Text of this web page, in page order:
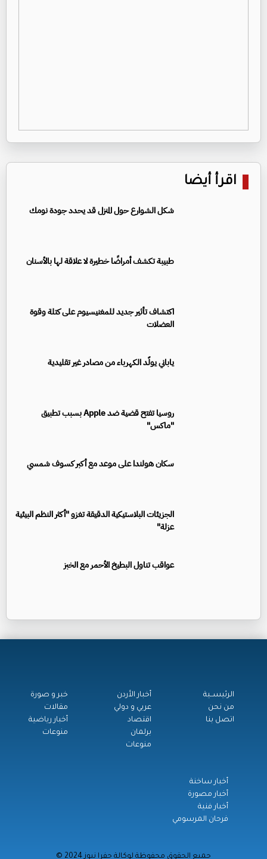
اقرأ أيضا
شكل الشوارع حول المنزل قد يحدد جودة نومك
طبيبة تكشف أمراضًا خطيرة لا علاقة لها بالأسنان
اكتشاف تأثير جديد للمغنيسيوم على كتلة وقوة
العضلات
ياباني يولّد الكهرباء من مصادر غير تقليدية
روسيا تفتح قضية ضد Apple بسبب تطبيق
"ماكس"
سكان هولندا على موعد مع أكبر كسوف شمسي
الجزيئات البلاستيكية الدقيقة تغزو "أكثر النظم البيئية
عزلة"
عواقب تناول البطيخ الأحمر مع الخبز
الرئيســية
من نحن
اتصل بنا
أخبار الأردن
عربي و دولي
اقتصاد
برلمان
منوعات
خبر و صورة
مقالات
أخبار رياضية
منوعات
أخبار ساخنة
أخبار مصورة
أخبار فنية
فرحان المرسومي
© جميع الحقوق محفوظة لوكالة جفرا نيوز 2024